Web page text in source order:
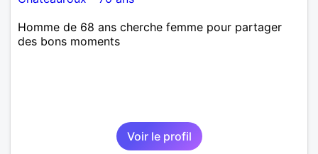
Homme de 68 ans cherche femme pour partager
des bons moments
Voir le profil